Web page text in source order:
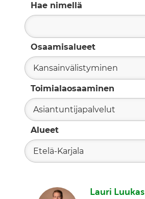
Hae nimellä
Osaamisalueet
Kansainvälistyminen
Toimialaosaaminen
Asiantuntijapalvelut
Alueet
Etelä-Karjala
Lauri Luukas